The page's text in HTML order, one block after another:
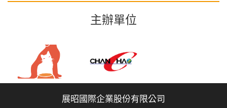
主辦單位
展昭國際企業股份有限公司